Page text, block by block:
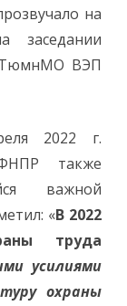
на
заседании
ТюмнМО ВЭП
2022 г.
также
важной
«В 2022
труда
усилиями
охраны